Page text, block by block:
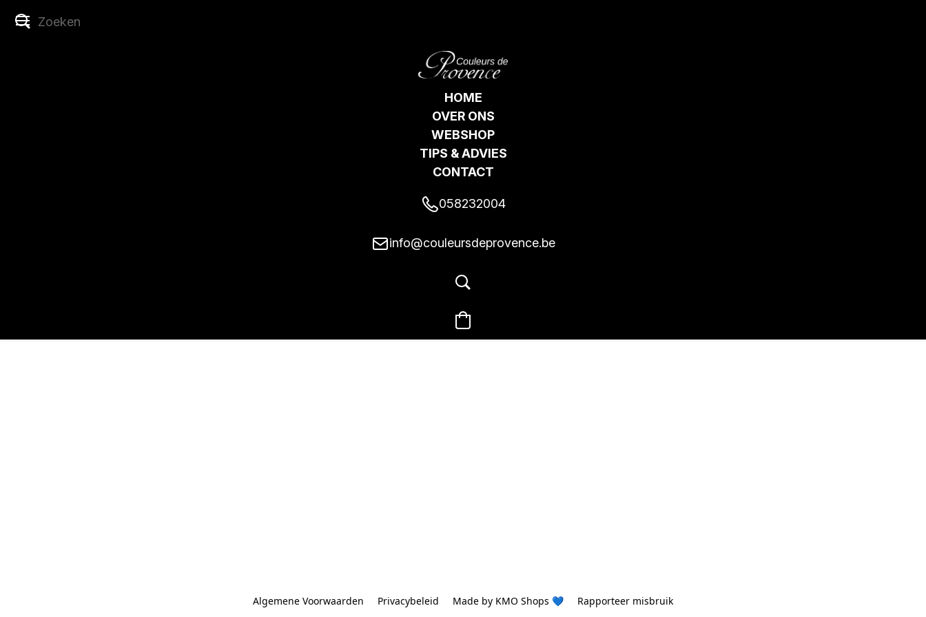
HOME
OVER ONS
WEBSHOP
TIPS & ADVIES
CONTACT
058232004
info@couleursdeprovence.be
Algemene Voorwaarden Privacybeleid Made by KMO Shops 💙 Rapporteer misbruik